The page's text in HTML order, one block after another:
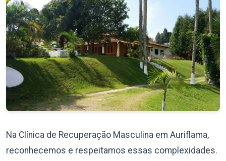
Na Clínica de Recuperação Masculina em Auriflama,
reconhecemos e respeitamos essas complexidades.